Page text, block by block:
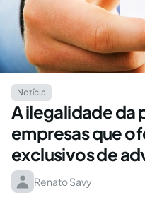
Notícia
A ilegalidade da
empresas que
exclusivos de
Renato Savy